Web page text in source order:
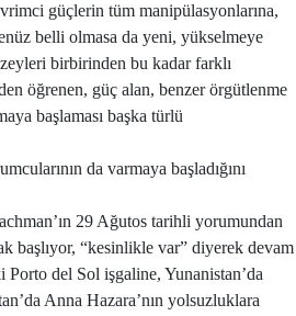
güçlerin tüm manipülasyonlarına,
belli olmasa da yeni, yükselmeye
birbirinden bu kadar farklı
öğrenen, güç alan, benzer örgütlenme
başlaması başka türlü
da varmaya başladığını
29 Ağutos tarihli yorumundan
başlıyor, “kesinlikle var” diyerek devam
Porto del Sol işgaline, Yunanistan’da
Anna Hazara’nın yolsuzluklara